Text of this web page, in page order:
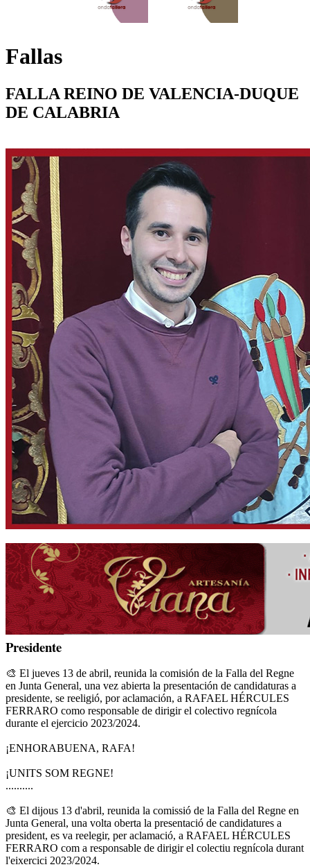
Fallas
FALLA REINO DE VALENCIA-DUQUE
DE CALABRIA
Presidente
🎨 El jueves 13 de abril, reunida la comisión de la Falla del Regne
en Junta General, una vez abierta la presentación de candidaturas a
presidente, se reeligió, por aclamación, a RAFAEL HÉRCULES
FERRARO como responsable de dirigir el colectivo regnícola
durante el ejercicio 2023/2024.
¡ENHORABUENA, RAFA!
¡UNITS SOM REGNE!
..........
🎨 El dijous 13 d'abril, reunida la comissió de la Falla del Regne en
Junta General, una volta oberta la presentació de candidatures a
president, es va reelegir, per aclamació, a RAFAEL HÉRCULES
FERRARO com a responsable de dirigir el colectiu regnícola durant
l'eixercici 2023/2024.